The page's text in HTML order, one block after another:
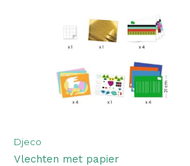
Djeco
Vlechten met papier